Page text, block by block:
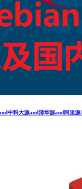
中科大源and清华源and阿里源